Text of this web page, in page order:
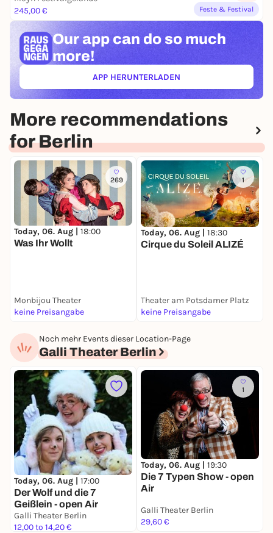
245,00 €
Feste & Festival
Our app can do so much
more!
APP HERUNTERLADEN(ÖFFNET IN NEUEM TAB)
More recommendations
for Berlin
269
Today, 06. Aug | 18:00
Was Ihr Wollt
Monbijou Theater
keine Preisangabe
1
Today, 06. Aug | 18:30
Cirque du Soleil ALIZÉ
Theater am Potsdamer Platz
keine Preisangabe
Noch mehr Events dieser Location-Page
Galli Theater Berlin
Today, 06. Aug | 17:00
Der Wolf und die 7
Geißlein - open Air
Galli Theater Berlin
12,00 to 14,20 €
1
Today, 06. Aug | 19:30
Die 7 Typen Show - open
Air
Galli Theater Berlin
29,60 €